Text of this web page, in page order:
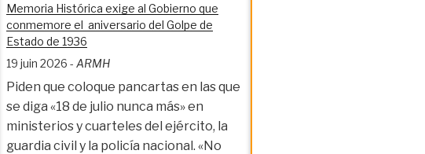
Memoria Histórica exige al Gobierno que
conmemore el aniversario del Golpe de
Estado de 1936
19 juin 2026 - ARMH
Piden que coloque pancartas en las que
se diga «18 de julio nunca más» en
ministerios y cuarteles del ejército, la
guardia civil y la policía nacional. «No